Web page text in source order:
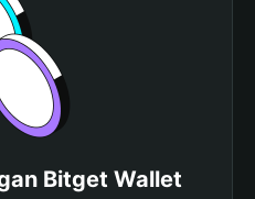
Bitget Wallet